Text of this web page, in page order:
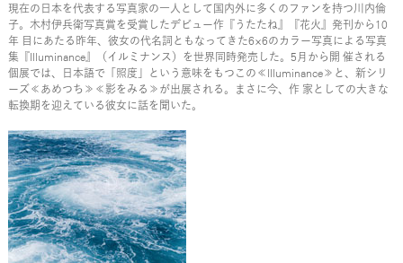
現在の日本を代表する写真家の一人として国内外に多くのファンを持つ川内倫
子。木村伊兵衛写真賞を受賞したデビュー作『うたたね』『花火』発刊から10
年 目にあたる昨年、彼女の代名詞ともなってきた6×6のカラー写真による写真
集『Illuminance』（イルミナンス）を世界同時発売した。5月から開 催される
個展では、日本語で「照度」という意味をもつこの≪Illuminance≫と、新シリ
ーズ≪あめつち≫≪影をみる≫が出展される。まさに今、作 家としての大きな
転換期を迎えている彼女に話を聞いた。